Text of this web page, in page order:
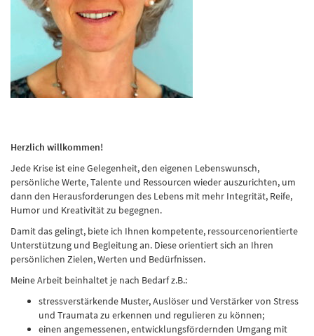
Herzlich willkommen!
Jede Krise ist eine Gelegenheit, den eigenen Lebenswunsch,
persönliche Werte, Talente und Ressourcen wieder auszurichten, um
dann den Herausforderungen des Lebens mit mehr Integrität, Reife,
Humor und Kreativität zu begegnen.
Damit das gelingt, biete ich Ihnen kompetente, ressourcenorientierte
Unterstützung und Begleitung an. Diese orientiert sich an Ihren
persönlichen Zielen, Werten und Bedürfnissen.
Meine Arbeit beinhaltet je nach Bedarf z.B.:
stressverstärkende Muster, Auslöser und Verstärker von Stress
und Traumata zu erkennen und regulieren zu können;
einen angemessenen, entwicklungsfördernden Umgang mit